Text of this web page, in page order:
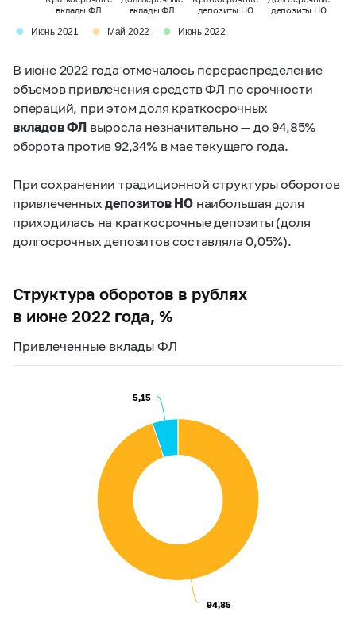
вклады ФЛ
вклады ФЛ
депозиты НО
депозиты НО
● Июнь 2021 ● Май 2022 ● Июнь 2022
В июне 2022 года отмечалось перераспределение
объемов привлечения средств ФЛ по срочности
операций, при этом доля краткосрочных
вкладов ФЛ выросла незначительно — до 94,85%
оборота против 92,34% в мае текущего года.
При сохранении традиционной структуры оборотов
привлеченныхдепозитов НО наибольшая доля
приходилась на краткосрочные депозиты (доля
долгосрочных депозитов составляла 0,05%).
Структура оборотов в рублях
в июне 2022 года, %
Привлеченные вклады ФЛ
94,85
94,85
5,15
5,15